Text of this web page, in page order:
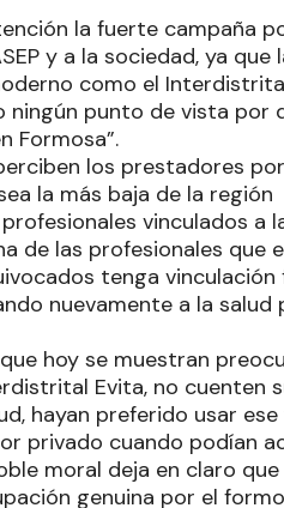
la fuerte campaña
y a la sociedad, ya que
como el
punto de vista por
Formosa”.
los prestadores
la más baja de la región
vinculados a
de las profesionales que
tenga vinculación
nuevamente a la salud
hoy se muestran
Evita, no cuenten
hayan preferido usar
privado cuando podían
moral deja en claro
genuina por el